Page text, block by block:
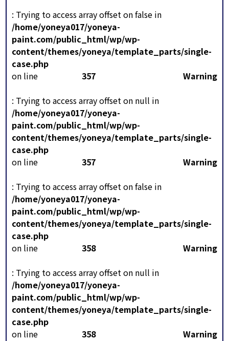
: Trying to access array offset on false in
/home/yoneya017/yoneya-
paint.com/public_html/wp/wp-
content/themes/yoneya/template_parts/single-
case.php
on line
357
Warning
: Trying to access array offset on null in
/home/yoneya017/yoneya-
paint.com/public_html/wp/wp-
content/themes/yoneya/template_parts/single-
case.php
on line
357
Warning
: Trying to access array offset on false in
/home/yoneya017/yoneya-
paint.com/public_html/wp/wp-
content/themes/yoneya/template_parts/single-
case.php
on line
358
Warning
: Trying to access array offset on null in
/home/yoneya017/yoneya-
paint.com/public_html/wp/wp-
content/themes/yoneya/template_parts/single-
case.php
on line
358
Warning